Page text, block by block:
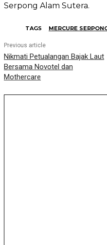
Serpong Alam Sutera.
TAGS MERCURE
Previous article
Nikmati Petualangan Bajak Laut
Bersama Novotel dan
Mothercare